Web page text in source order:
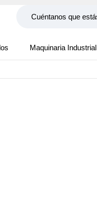
Maquinaria Industrial